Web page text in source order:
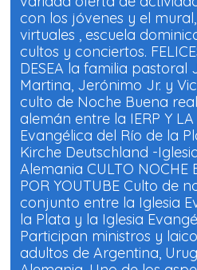
e
v
a
)
e
v
a
)
con los jóvenes y el
virtuales , escuela
cultos y conciertos.
DESEA la familia pastoral
Martina, Jerónimo Jr. y
culto de Noche Buena
alemán entre la IERP Y LA
Evangélica del Río de la
Kirche Deutschland -
Alemania CULTO NOCHE
POR YOUTUBE Culto de
conjunto entre la Iglesia
la Plata y la Iglesia
Participan ministros y
adultos de Argentina,